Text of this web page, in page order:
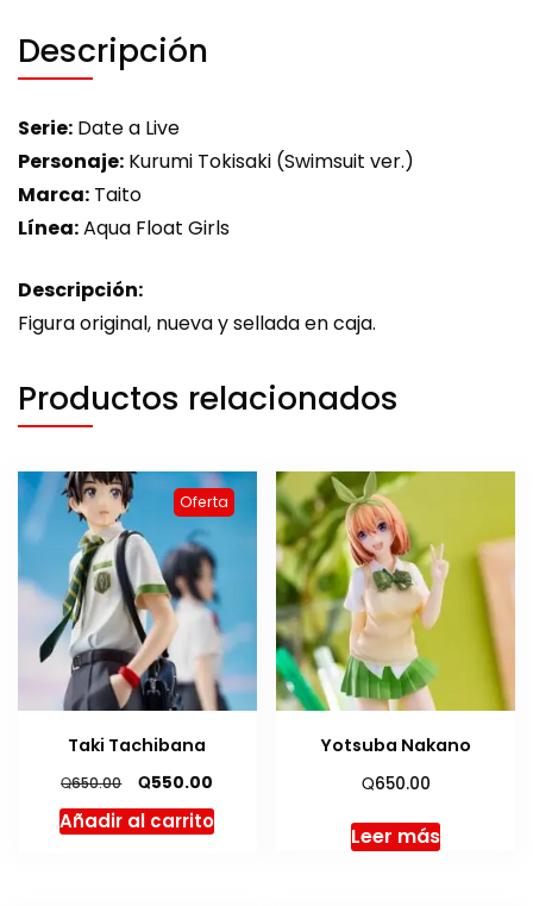
Descripción
Serie: Date a Live
Personaje: Kurumi Tokisaki (Swimsuit ver.)
Marca: Taito
Línea:Aqua Float Girls
Descripción:
Figura original, nueva y sellada en caja.
Productos relacionados
Oferta
Taki Tachibana
Q650.00
El
precio
original
Q550.00
precio
actual
Añadir al carrito
Yotsuba Nakano
Q650.00
Leer más